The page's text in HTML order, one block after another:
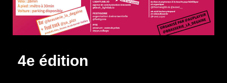
4e édition